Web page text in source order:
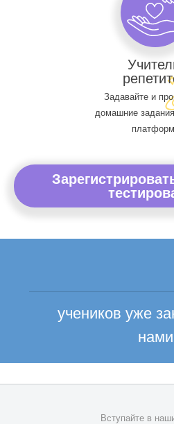
Задавайте и
домашние
учеников уже
нами
Вступайте в